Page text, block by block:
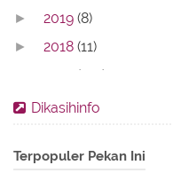
► 2019 (8)
► 2018 (11)
(142)
► August
▼ June(16)
Dikasihinfo
Terpopuler Pekan Ini